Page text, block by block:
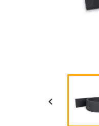
